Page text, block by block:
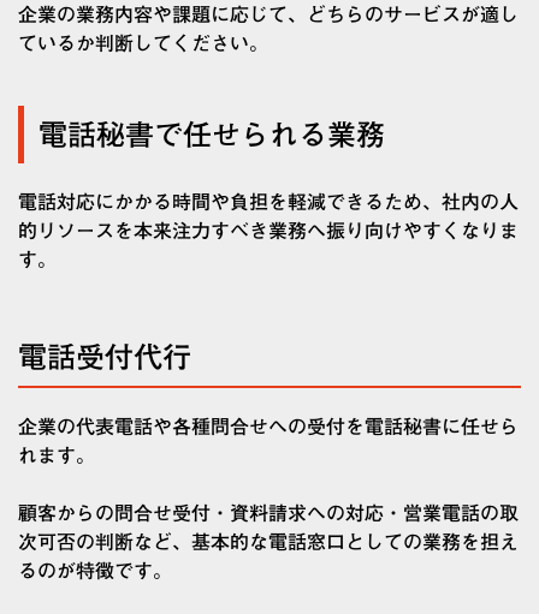
企業の業務内容や課題に応じて、どちらのサービスが適し
ているか判断してください。
電話秘書で任せられる業務
電話対応にかかる時間や負担を軽減できるため、社内の人
的リソースを本来注力すべき業務へ振り向けやすくなりま
す。
電話受付代行
企業の代表電話や各種問合せへの受付を電話秘書に任せら
れます。
顧客からの問合せ受付・資料請求への対応・営業電話の取
次可否の判断など、基本的な電話窓口としての業務を担え
るのが特徴です。